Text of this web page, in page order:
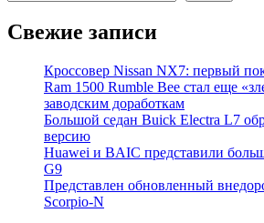
Свежие записи
Кроссовер Nissan NX7: первый
Ram 1500 Rumble Bee стал еще
заводским доработкам
Большой седан Buick Electra L7
версию
Huawei и BAIC представили
G9
Представлен обновленный
Scorpio-N